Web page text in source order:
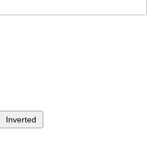
Inverted